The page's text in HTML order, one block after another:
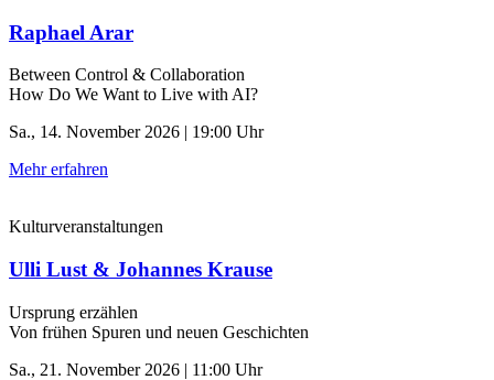
Raphael Arar
Between Control & ­Collaboration
How Do We Want to Live with AI?
Sa., 14. November 2026 | 19:00 Uhr
Mehr erfahren
Kulturveranstaltungen
Ulli Lust & Johannes Krause
Ursprung erzählen
Von frühen Spuren und neuen Geschichten
Sa., 21. November 2026 | 11:00 Uhr